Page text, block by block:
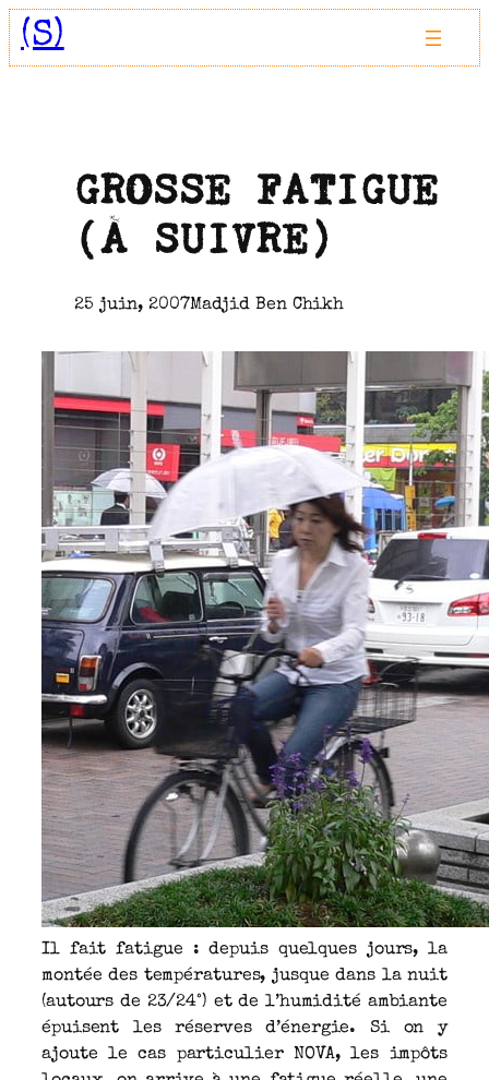
Aller
au(S)
GROSSE FATIGUE
(À SUIVRE)
25 juin, 2007Madjid Ben Chikh
Il fait fatigue : depuis quelques jours, la
montée des températures, jusque dans la nuit
(autours de 23/24°) et de l’humidité ambiante
épuisent les réserves d’énergie. Si on y
ajoute le cas particulier NOVA, les impôts